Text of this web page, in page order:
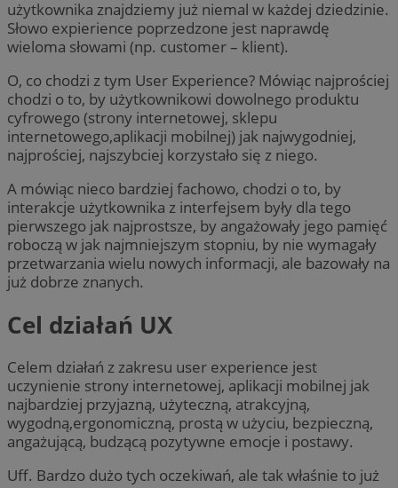
użytkownika znajdziemy już niemal w każdej dziedzinie.
Słowo expierience poprzedzone jest naprawdę
wieloma słowami (np. customer – klient).
O, co chodzi z tym User Experience? Mówiąc najprościej
chodzi o to, by użytkownikowi dowolnego produktu
cyfrowego (strony internetowej, sklepu
internetowego,aplikacji mobilnej) jak najwygodniej,
najprościej, najszybciej korzystało się z niego.
A mówiąc nieco bardziej fachowo, chodzi o to, by
interakcje użytkownika z interfejsem były dla tego
pierwszego jak najprostsze, by angażowały jego pamięć
roboczą w jak najmniejszym stopniu, by nie wymagały
przetwarzania wielu nowych informacji, ale bazowały na
już dobrze znanych.
Cel działań UX
Celem działań z zakresu user experience jest
uczynienie strony internetowej, aplikacji mobilnej jak
najbardziej przyjazną, użyteczną, atrakcyjną,
wygodną,ergonomiczną, prostą w użyciu, bezpieczną,
angażującą, budzącą pozytywne emocje i postawy.
Uff. Bardzo dużo tych oczekiwań, ale tak właśnie to już